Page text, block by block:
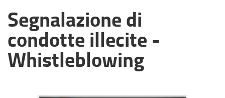
Segnalazione di
condotte illecite -
Whistleblowing